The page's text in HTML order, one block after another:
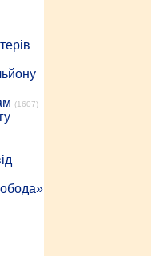
(1607)